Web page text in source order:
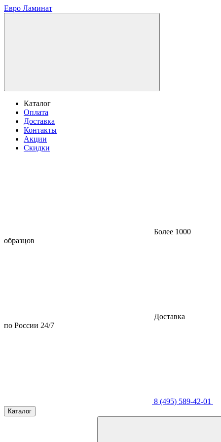
Евро Ламинат
Каталог
Оплата
Доставка
Контакты
Акции
Скидки
Более 1000
образцов
Доставка
по России 24/7
8 (495) 589-42-01
Каталог